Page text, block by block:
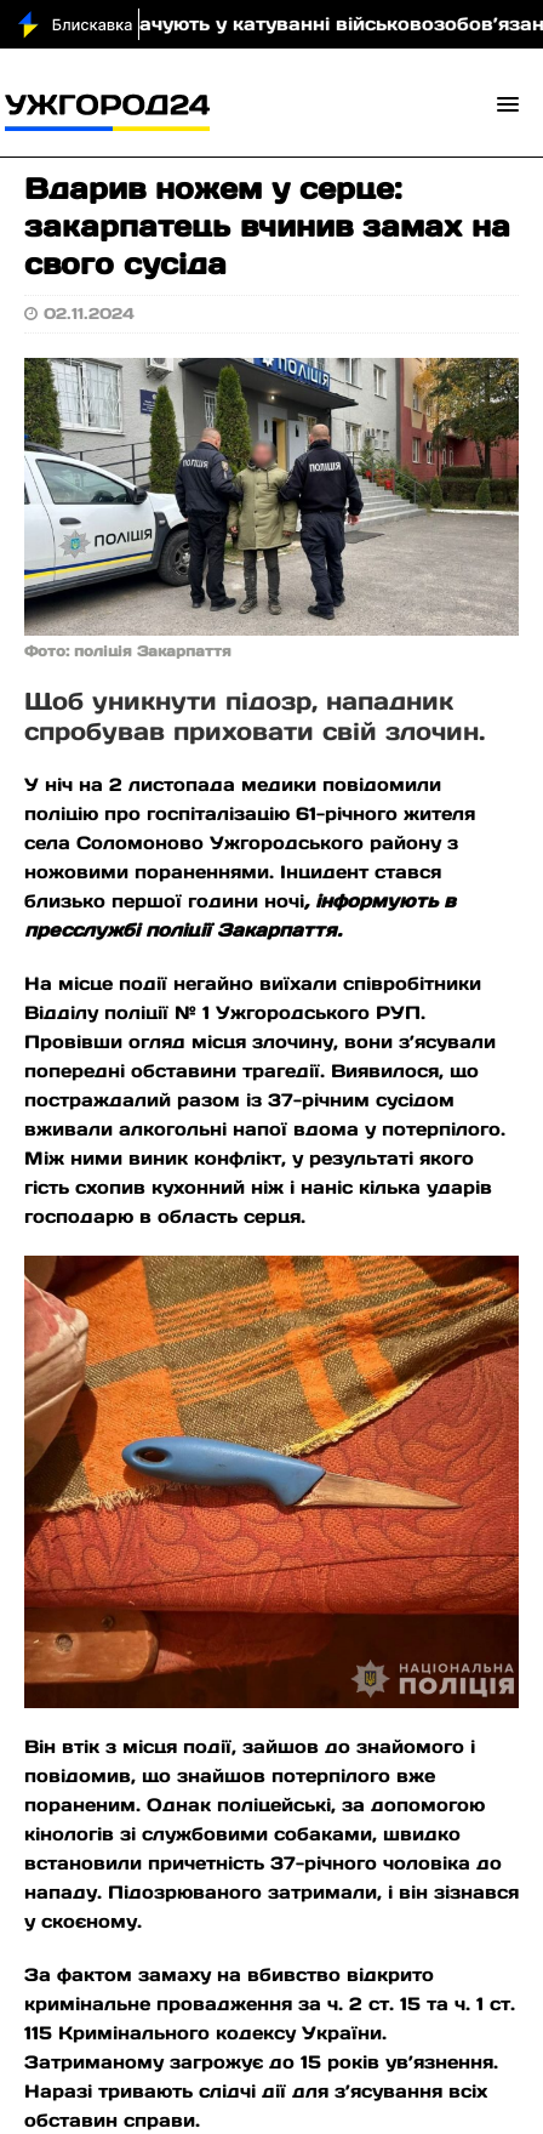
у катуванні військовозобов’язаного
Вдарив ножем у серце:
закарпатець вчинив замах на
свого сусіда
02.11.2024
Фото: поліція Закарпаття
Щоб уникнути підозр, нападник
спробував приховати свій злочин.
У ніч на 2 листопада медики повідомили
поліцію про госпіталізацію 61-річного жителя
села Соломоново Ужгородського району з
ножовими пораненнями. Інцидент стався
близько першої години ночі, інформують в
пресслужбі поліції Закарпаття.
На місце події негайно виїхали співробітники
Відділу поліції № 1 Ужгородського РУП.
Провівши огляд місця злочину, вони з’ясували
попередні обставини трагедії. Виявилося, що
постраждалий разом із 37-річним сусідом
вживали алкогольні напої вдома у потерпілого.
Між ними виник конфлікт, у результаті якого
гість схопив кухонний ніж і наніс кілька ударів
господарю в область серця.
Він втік з місця події, зайшов до знайомого і
повідомив, що знайшов потерпілого вже
пораненим. Однак поліцейські, за допомогою
кінологів зі службовими собаками, швидко
встановили причетність 37-річного чоловіка до
нападу. Підозрюваного затримали, і він зізнався
у скоєному.
За фактом замаху на вбивство відкрито
кримінальне провадження за ч. 2 ст. 15 та ч. 1 ст.
115 Кримінального кодексу України.
Затриманому загрожує до 15 років ув’язнення.
Наразі тривають слідчі дії для з’ясування всіх
обставин справи.